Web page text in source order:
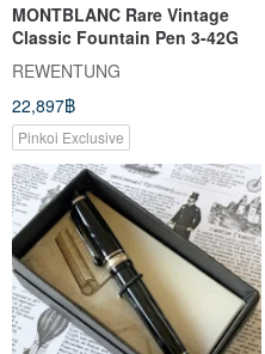
MONTBLANC Rare Vintage
Classic Fountain Pen 3-42G
REWENTUNG
22,897฿
Pinkoi Exclusive